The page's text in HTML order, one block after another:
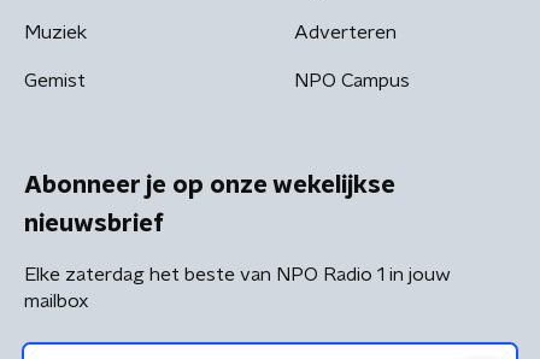
Muziek
Gemist
Adverteren
NPO Campus
Abonneer je op onze wekelijkse
nieuwsbrief
Elke zaterdag het beste van NPO Radio 1 in jouw
mailbox